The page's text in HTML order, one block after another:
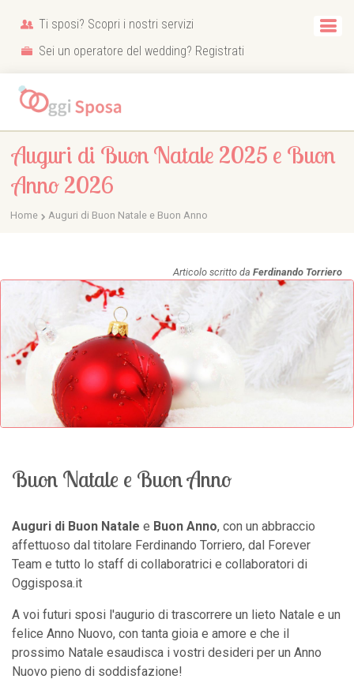
Ti sposi? Scopri i nostri servizi
Sei un operatore del wedding? Registrati
Auguri di Buon Natale 2025 e Buon
Anno 2026
Home Auguri di Buon Natale e Buon Anno
Articolo scritto da Ferdinando Torriero
Buon Natale e Buon Anno
Auguri di Buon Natale e Buon Anno, con un abbraccio
affettuoso dal titolare Ferdinando Torriero, dal Forever
Team e tutto lo staff di collaboratrici e collaboratori di
Oggisposa.it
A voi futuri sposi l'augurio di trascorrere un lieto Natale e un
felice Anno Nuovo, con tanta gioia e amore e che il
prossimo Natale esaudisca i vostri desideri per un Anno
Nuovo pieno di soddisfazione!